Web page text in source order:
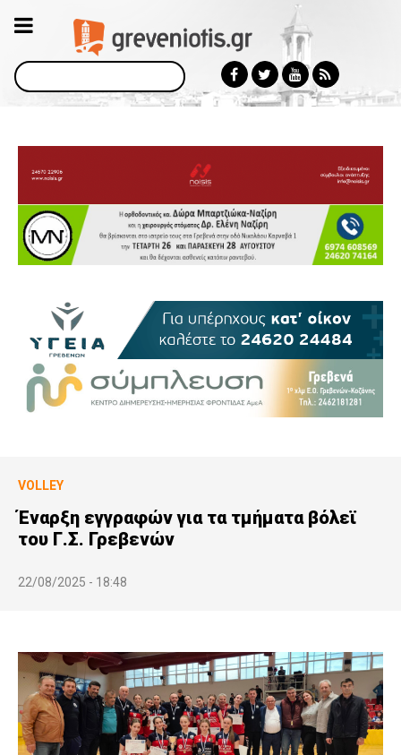
Αναζήτηση
VOLLEY
Έναρξη εγγραφών για τα τμήματα βόλεϊ
του Γ.Σ. Γρεβενών
22/08/2025 - 18:48